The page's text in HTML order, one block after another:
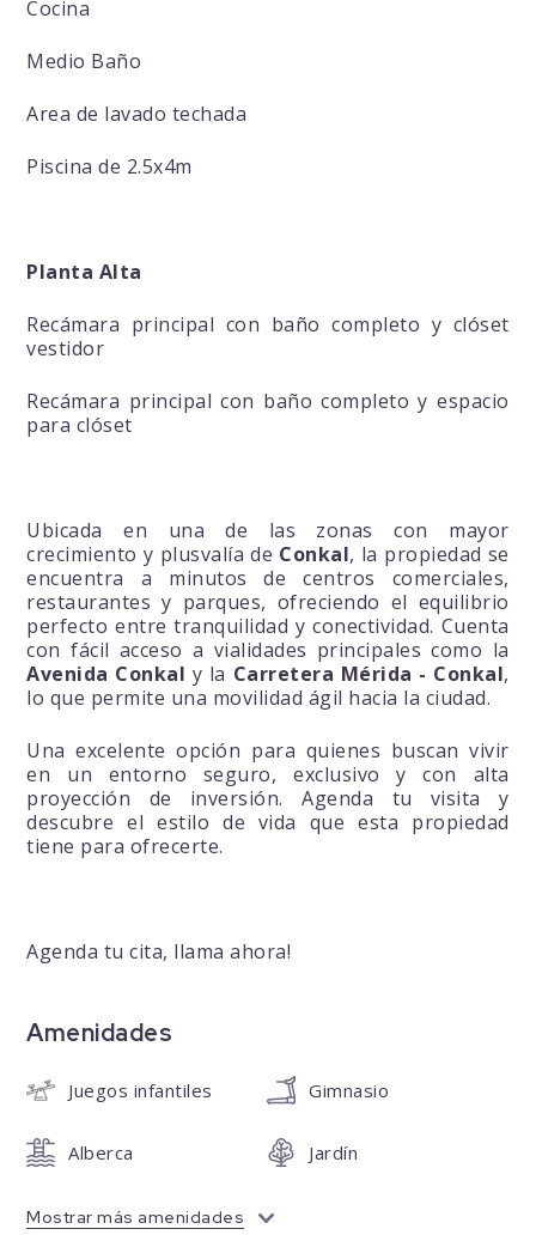
Cocina
Medio Baño
Area de lavado techada
Piscina de 2.5x4m
Planta Alta
Recámara principal con baño completo y clóset
vestidor
Recámara principal con baño completo y espacio
para clóset
Ubicada en una de las zonas con mayor
crecimiento y plusvalía de Conkal, la propiedad se
encuentra a minutos de centros comerciales,
restaurantes y parques, ofreciendo el equilibrio
perfecto entre tranquilidad y conectividad. Cuenta
con fácil acceso a vialidades principales como la
Avenida Conkal y la Carretera Mérida - Conkal,
lo que permite una movilidad ágil hacia la ciudad.
Una excelente opción para quienes buscan vivir
en un entorno seguro, exclusivo y con alta
proyección de inversión. Agenda tu visita y
descubre el estilo de vida que esta propiedad
tiene para ofrecerte.
Agenda tu cita, llama ahora!
Amenidades
Juegos infantiles Gimnasio
Alberca Jardín
Mostrar más amenidades